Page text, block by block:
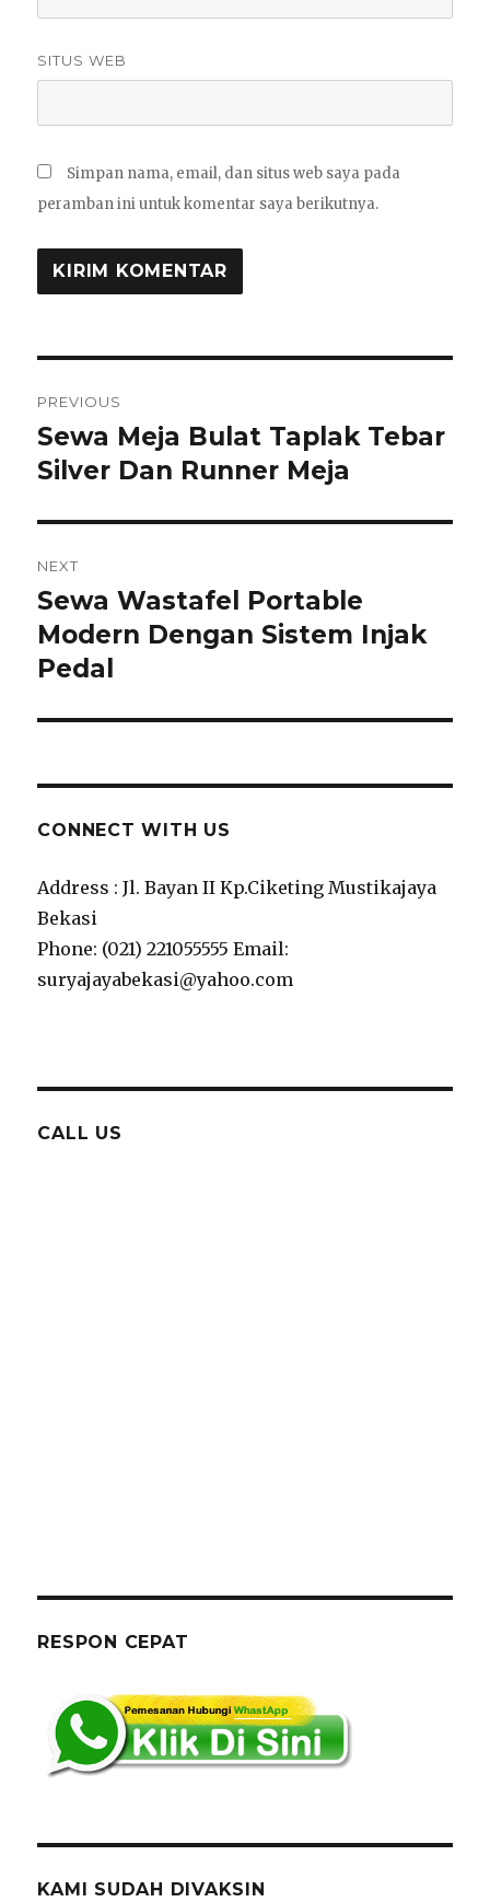
SITUS WEB
Simpan nama, email, dan situs web saya pada
peramban ini untuk komentar saya berikutnya.
pos
PREVIOUS
Previous
post:
Sewa Meja Bulat Taplak Tebar
Silver Dan Runner Meja
NEXT
Next
post:
Sewa Wastafel Portable
Modern Dengan Sistem Injak
Pedal
CONNECT WITH US
Address : Jl. Bayan II Kp.Ciketing Mustikajaya
Bekasi
Phone: (021) 221055555 Email:
suryajayabekasi@yahoo.com
CALL US
KAMI SUDAH DIVAKSIN